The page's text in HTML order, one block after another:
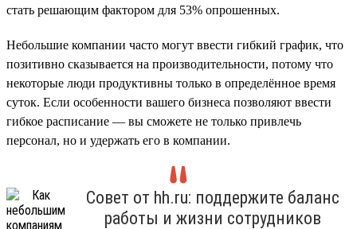
стать решающим фактором для 53% опрошенных.
Небольшие компании часто могут ввести гибкий график, что
позитивно сказывается на производительности, потому что
некоторые люди продуктивны только в определённое время
суток. Если особенности вашего бизнеса позволяют ввести
гибкое расписание — вы сможете не только привлечь
персонал, но и удержать его в компании.
Совет от hh.ru: поддержите баланс
работы и жизни сотрудников